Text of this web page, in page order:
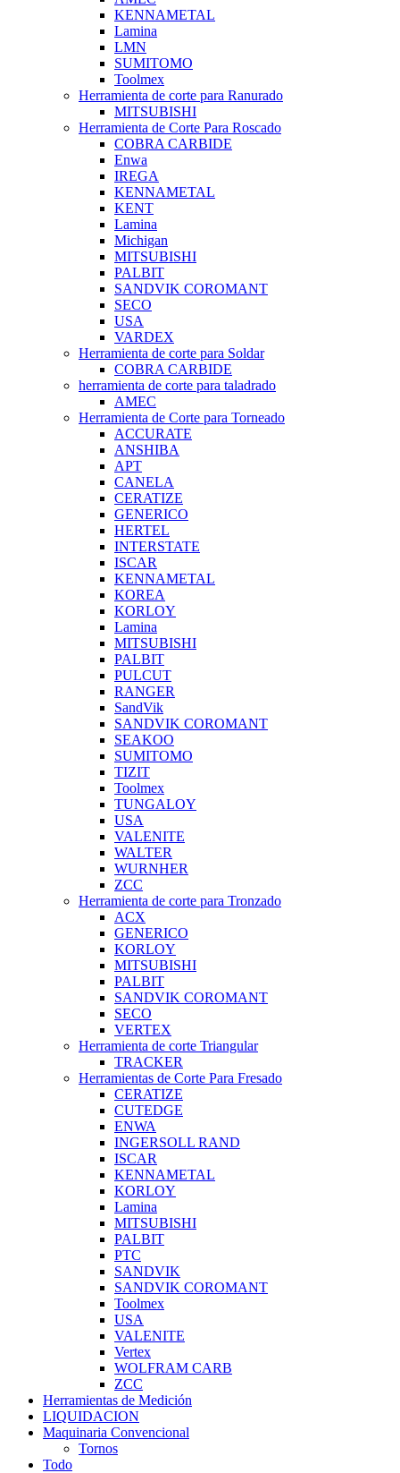
KENNAMETAL
Lamina
LMN
SUMITOMO
Toolmex
Herramienta de corte para Ranurado
MITSUBISHI
Herramienta de Corte Para Roscado
COBRA CARBIDE
Enwa
IREGA
KENNAMETAL
KENT
Lamina
Michigan
MITSUBISHI
PALBIT
SANDVIK COROMANT
SECO
USA
VARDEX
Herramienta de corte para Soldar
COBRA CARBIDE
herramienta de corte para taladrado
AMEC
Herramienta de Corte para Torneado
ACCURATE
ANSHIBA
APT
CANELA
CERATIZE
GENERICO
HERTEL
INTERSTATE
ISCAR
KENNAMETAL
KOREA
KORLOY
Lamina
MITSUBISHI
PALBIT
PULCUT
RANGER
SandVik
SANDVIK COROMANT
SEAKOO
SUMITOMO
TIZIT
Toolmex
TUNGALOY
USA
VALENITE
WALTER
WURNHER
ZCC
Herramienta de corte para Tronzado
ACX
GENERICO
KORLOY
MITSUBISHI
PALBIT
SANDVIK COROMANT
SECO
VERTEX
Herramienta de corte Triangular
TRACKER
Herramientas de Corte Para Fresado
CERATIZE
CUTEDGE
ENWA
INGERSOLL RAND
ISCAR
KENNAMETAL
KORLOY
Lamina
MITSUBISHI
PALBIT
PTC
SANDVIK
SANDVIK COROMANT
Toolmex
USA
VALENITE
Vertex
WOLFRAM CARB
ZCC
Herramientas de Medición
LIQUIDACION
Maquinaria Convencional
Tornos
Todo